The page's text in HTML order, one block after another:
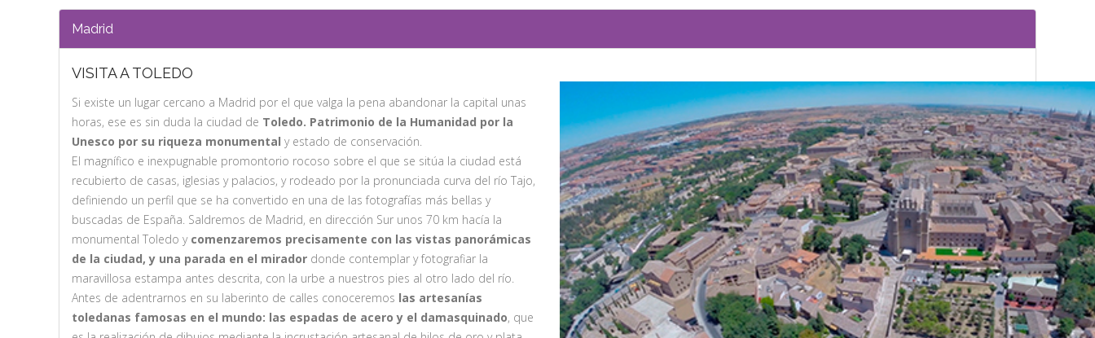
Madrid
VISITA A TOLEDO
Si existe un lugar cercano a Madrid por el que valga la pena abandonar la capital unas
horas, ese es sin duda la ciudad de Toledo. Patrimonio de la Humanidad por la
Unesco por su riqueza monumental y estado de conservación.
El magnífico e inexpugnable promontorio rocoso sobre el que se sitúa la ciudad está
recubierto de casas, iglesias y palacios, y rodeado por la pronunciada curva del río Tajo,
definiendo un perfil que se ha convertido en una de las fotografías más bellas y
buscadas de España. Saldremos de Madrid, en dirección Sur unos 70 km hacía la
monumental Toledo y comenzaremos precisamente con las vistas panorámicas
de la ciudad, y una parada en el mirador donde contemplar y fotografiar la
maravillosa estampa antes descrita, con la urbe a nuestros pies al otro lado del río.
Antes de adentrarnos en su laberinto de calles conoceremos las artesanías
toledanas famosas en el mundo: las espadas de acero y el damasquinado, que